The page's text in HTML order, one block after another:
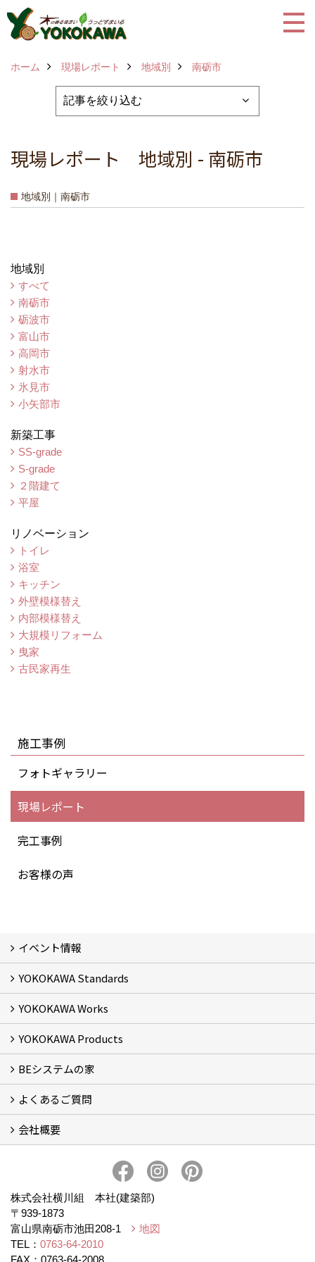
ホーム 現場レポート 地域別 南砺市
現場レポート 地域別 - 南砺市
地域別｜南砺市
地域別
すべて
南砺市
砺波市
富山市
高岡市
射水市
氷見市
小矢部市
新築工事
SS-grade
S-grade
２階建て
平屋
リノベーション
トイレ
浴室
キッチン
外壁模様替え
内部模様替え
大規模リフォーム
曳家
古民家再生
施工事例
フォトギャラリー
現場レポート
完工事例
お客様の声
イベント情報
イベント予告
イベント報告
YOKOKAWA Standards
基本理念 (2)
横川組の家造り
正しい耐震・制震の家
正しい断熱の家
S-grade
SS-grade
YOKOKAWA Works
フォトギャラリー
リフォーム専門部
新築・増築専門部
現場レポート
完工事例
お客様の声
横川組歩道除雪隊
『五本線』応援ページ！
YOKOKAWA Products
窓ガラス遮熱・UVカット塗料【ゼロコート】
水回り再生コーティング【アクアリフレッシュ】
米杉羽目板【やすらぎ】
BEシステムの家
BEシステムの家 実績
BEシステムの家 概要
BEシステムの家 体感会レポート
ハウスオブザ高断熱受賞
よくあるご質問
BEシステムについて
家造りの流れ
会社概要
プライバシー・ポリシー
本社井口移転のお知らせ
株式会社横川組 本社(建築部)
〒939-1873
富山県南砺市池田208-1
地図
TEL： 0763-64-2010